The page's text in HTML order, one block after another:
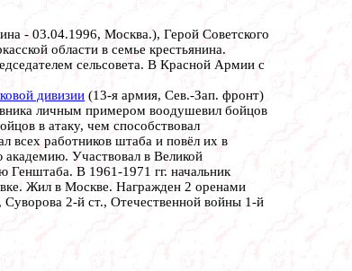
- 03.04.1996, Москва.), Герой Советского
области в семье крестьянина.
сельсовета. В Красной Армии с
дивизии (13-я армия, Сев.-Зап. фронт)
личным примером воодушевил бойцов
в атаку, чем способствовал
всех работников штаба и повёл их в
академию. Участвовал в Великой
Генштаба. В 1961-1971 гг. начальник
Жил в Москве. Награжден 2 оренами
2-й ст., Отечественной войны 1-й